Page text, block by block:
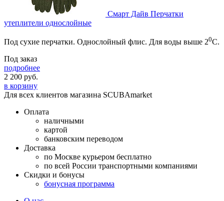
Смарт Дайв Перчатки
утеплители однослойные
Под сухие перчатки. Однослойный флис. Для воды выше 20С.
Под заказ
подробнее
2 200 руб.
в корзину
Для всех клиентов магазина SCUBAmarket
Оплата
наличными
картой
банковским переводом
Доставка
по Москве курьером бесплатно
по всей России транспортными компаниями
Скидки и бонусы
бонусная программа